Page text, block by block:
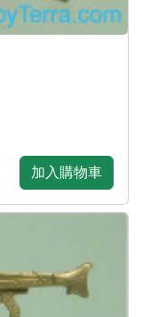
加入購物車